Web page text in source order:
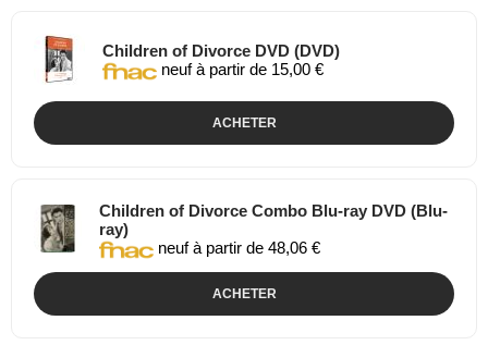
Children of Divorce DVD (DVD)
neuf à partir de 15,00 €
ACHETER
Children of Divorce Combo Blu-ray DVD (Blu-
ray)
neuf à partir de 48,06 €
ACHETER